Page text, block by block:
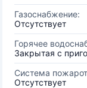
Газоснабжение:
Отсутствует
Горячее
Закрытая с
Система
Отсутствует